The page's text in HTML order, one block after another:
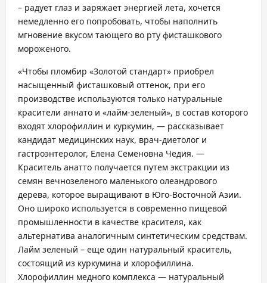
– радует глаз и заряжает энергией лета, хочется
немедленно его попробовать, чтобы наполнить
мгновение вкусом тающего во рту фисташкового
мороженого.
«Чтобы пломбир «Золотой стандарт» приобрел
насыщенный фисташковый оттенок, при его
производстве используются только натуральные
красители аннато и «лайм-зеленый», в состав которого
входят хлорофиллин и куркумин, — рассказывает
кандидат медицинских наук, врач-диетолог и
гастроэнтеролог, Елена Семеновна Чедия. —
Краситель анатто получается путем экстракции из
семян вечнозеленого маленького олеандрового
дерева, которое выращивают в Юго-Восточной Азии.
Оно широко используется в современно пищевой
промышленности в качестве красителя, как
альтернатива аналогичным синтетическим средствам.
Лайм зеленый – еще один натуральный краситель,
состоящий из куркумина и хлорофиллина.
Хлорофиллин медного комплекса — натуральный